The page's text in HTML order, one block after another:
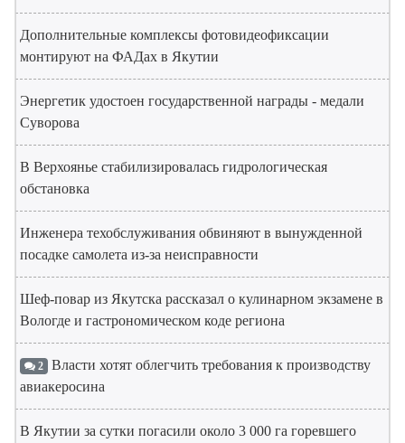
Дополнительные комплексы фотовидеофиксации
монтируют на ФАДах в Якутии
Энергетик удостоен государственной награды - медали
Суворова
В Верхоянье стабилизировалась гидрологическая
обстановка
Инженера техобслуживания обвиняют в вынужденной
посадке самолета из-за неисправности
Шеф-повар из Якутска рассказал о кулинарном экзамене в
Вологде и гастрономическом коде региона
2 Власти хотят облегчить требования к производству
авиакеросина
В Якутии за сутки погасили около 3 000 га горевшего